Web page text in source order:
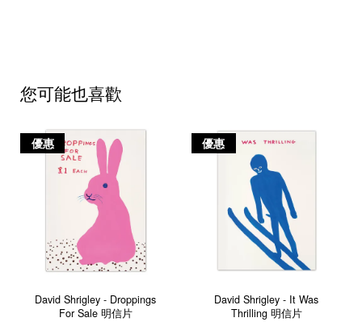
您可能也喜歡
優惠
David Shrigley - Droppings
For Sale 明信片
優惠
David Shrigley - It Was
Thrilling 明信片